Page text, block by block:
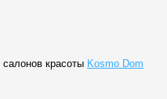
красоты Kosmo Dom